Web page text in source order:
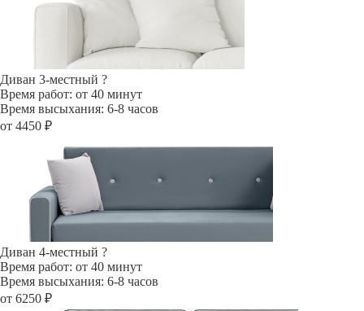
Диван 3-местный ?
Время работ: от 40 минут
Время высыхания: 6-8 часов
от 4450 ₽
Диван 4-местный ?
Время работ: от 40 минут
Время высыхания: 6-8 часов
от 6250 ₽